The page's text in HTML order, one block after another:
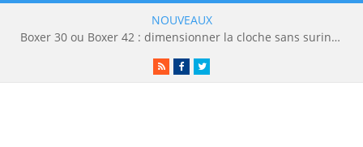
NOUVEAUX
Boxer 30 ou Boxer 42 : dimensionner la cloche sans surinvestir
RSSFacebookTwitter